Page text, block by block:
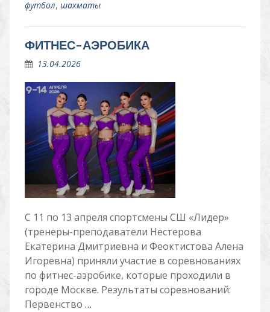
футбол, шахматы
ФИТНЕС-АЭРОБИКА
13.04.2026
С 11 по 13 апреля спортсмены СШ «Лидер»
(тренеры-преподаватели Нестерова
Екатерина Дмитриевна и Феоктистова Алена
Игоревна) приняли участие в соревнованиях
по фитнес-аэробике, которые проходили в
городе Москве. Результаты соревнований:
Первенство …